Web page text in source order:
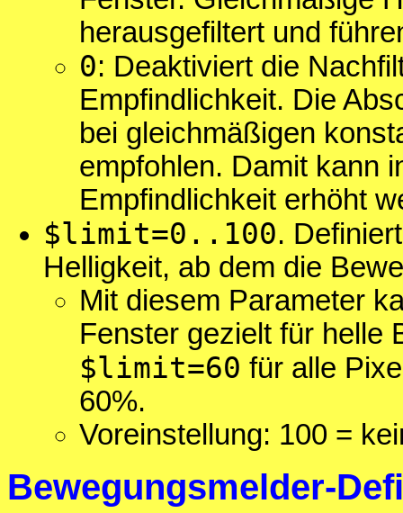
herausgefiltert und
0: Deaktiviert die
Empfindlichkeit. Die
bei gleichmäßigen
empfohlen. Damit kann
Empfindlichkeit erhöht
$limit=0..100.
Helligkeit, ab dem die
Mit diesem Parameter
Fenster gezielt für helle
$limit=60 für alle
60%.
Voreinstellung: 100 =
Bewegungsmelder-